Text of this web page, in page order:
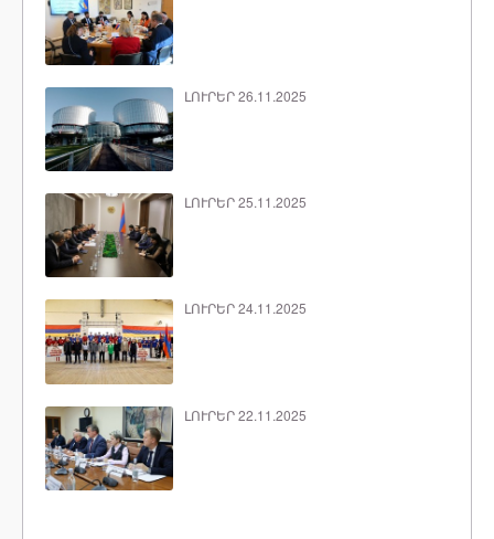
ԼՈՒՐԵՐ 26.11.2025
ԼՈՒՐԵՐ 25.11.2025
ԼՈՒՐԵՐ 24.11.2025
ԼՈՒՐԵՐ 22.11.2025